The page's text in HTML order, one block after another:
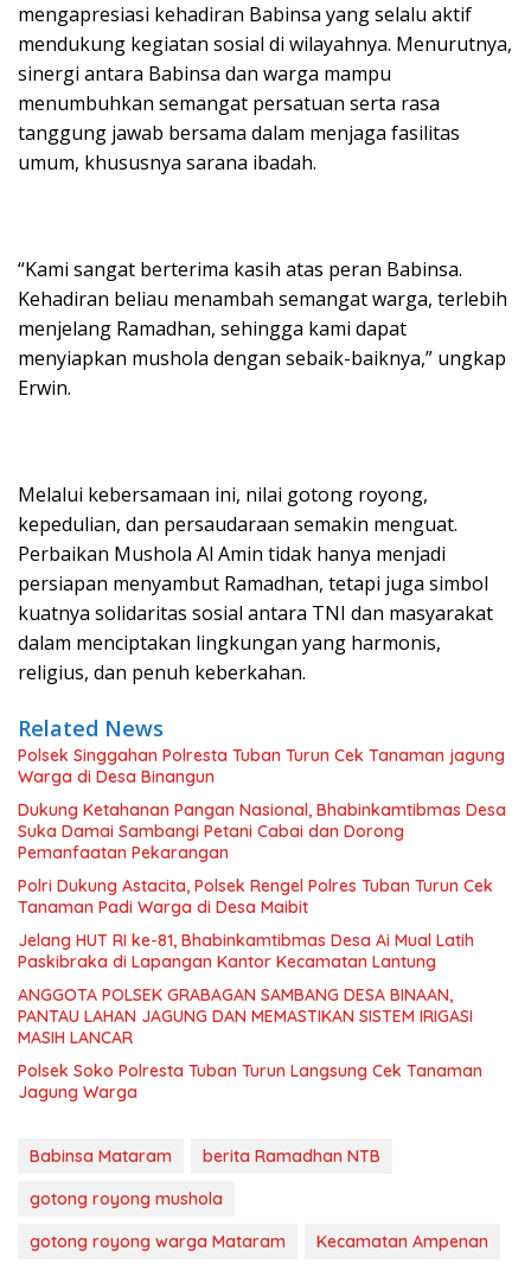
mengapresiasi kehadiran Babinsa yang selalu aktif
mendukung kegiatan sosial di wilayahnya. Menurutnya,
sinergi antara Babinsa dan warga mampu
menumbuhkan semangat persatuan serta rasa
tanggung jawab bersama dalam menjaga fasilitas
umum, khususnya sarana ibadah.
“Kami sangat berterima kasih atas peran Babinsa.
Kehadiran beliau menambah semangat warga, terlebih
menjelang Ramadhan, sehingga kami dapat
menyiapkan mushola dengan sebaik-baiknya,” ungkap
Erwin.
Melalui kebersamaan ini, nilai gotong royong,
kepedulian, dan persaudaraan semakin menguat.
Perbaikan Mushola Al Amin tidak hanya menjadi
persiapan menyambut Ramadhan, tetapi juga simbol
kuatnya solidaritas sosial antara TNI dan masyarakat
dalam menciptakan lingkungan yang harmonis,
religius, dan penuh keberkahan.
Related News
Polsek Singgahan Polresta Tuban Turun Cek Tanaman jagung
Warga di Desa Binangun
Dukung Ketahanan Pangan Nasional, Bhabinkamtibmas Desa
Suka Damai Sambangi Petani Cabai dan Dorong
Pemanfaatan Pekarangan
Polri Dukung Astacita, Polsek Rengel Polres Tuban Turun Cek
Tanaman Padi Warga di Desa Maibit
Jelang HUT RI ke-81, Bhabinkamtibmas Desa Ai Mual Latih
Paskibraka di Lapangan Kantor Kecamatan Lantung
ANGGOTA POLSEK GRABAGAN SAMBANG DESA BINAAN,
PANTAU LAHAN JAGUNG DAN MEMASTIKAN SISTEM IRIGASI
MASIH LANCAR
Polsek Soko Polresta Tuban Turun Langsung Cek Tanaman
Jagung Warga
Babinsa Mataram
berita Ramadhan NTB
gotong royong mushola
gotong royong warga Mataram
Kecamatan Ampenan